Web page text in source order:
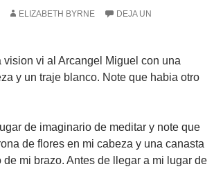
ELIZABETH BYRNE
DEJA UN
vision vi al Arcangel Miguel con una
y un traje blanco. Note que habia otro
de imaginario de meditar y note que
de flores en mi cabeza y una canasta
mi brazo. Antes de llegar a mi lugar de